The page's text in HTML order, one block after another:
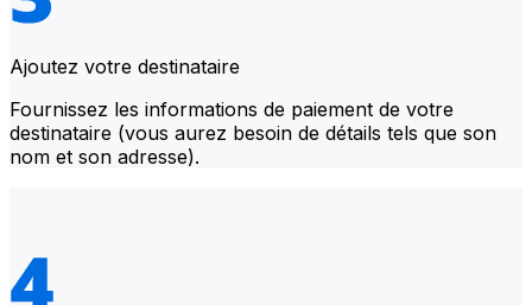
Ajoutez votre destinataire
Fournissez les informations de paiement de votre
destinataire (vous aurez besoin de détails tels que son
nom et son adresse).